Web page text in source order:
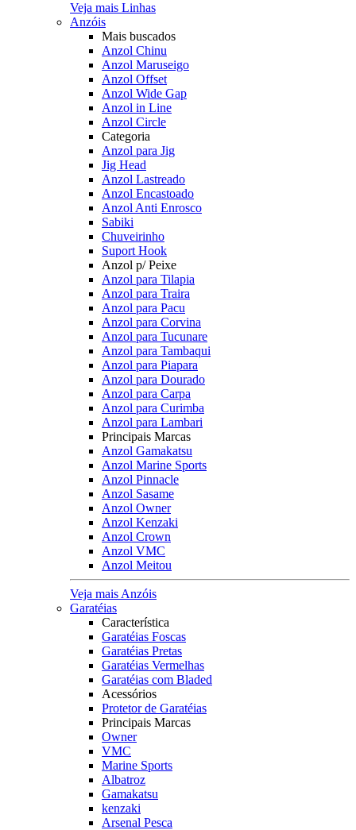
Veja mais Linhas
Anzóis
Mais buscados
Anzol Chinu
Anzol Maruseigo
Anzol Offset
Anzol Wide Gap
Anzol in Line
Anzol Circle
Categoria
Anzol para Jig
Jig Head
Anzol Lastreado
Anzol Encastoado
Anzol Anti Enrosco
Sabiki
Chuveirinho
Suport Hook
Anzol p/ Peixe
Anzol para Tilapia
Anzol para Traira
Anzol para Pacu
Anzol para Corvina
Anzol para Tucunare
Anzol para Tambaqui
Anzol para Piapara
Anzol para Dourado
Anzol para Carpa
Anzol para Curimba
Anzol para Lambari
Principais Marcas
Anzol Gamakatsu
Anzol Marine Sports
Anzol Pinnacle
Anzol Sasame
Anzol Owner
Anzol Kenzaki
Anzol Crown
Anzol VMC
Anzol Meitou
Veja mais Anzóis
Garatéias
Característica
Garatéias Foscas
Garatéias Pretas
Garatéias Vermelhas
Garatéias com Bladed
Acessórios
Protetor de Garatéias
Principais Marcas
Owner
VMC
Marine Sports
Albatroz
Gamakatsu
kenzaki
Arsenal Pesca